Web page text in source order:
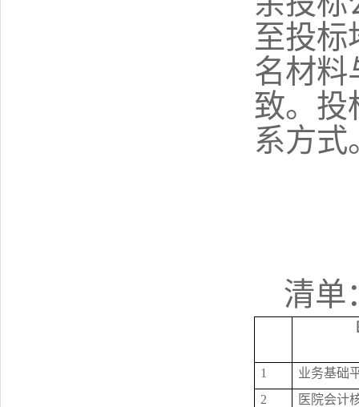
至投标
名材料
致。 投
系方式
清单
1
业务基础
2
医院会计